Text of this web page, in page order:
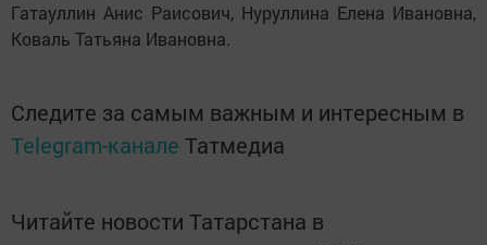
Гатауллин Анис Раисович, Нуруллина Елена Ивановна,
Коваль Татьяна Ивановна.
Следите за самым важным и интересным в
Telegram-канале Татмедиа
Читайте новости Татарстана в